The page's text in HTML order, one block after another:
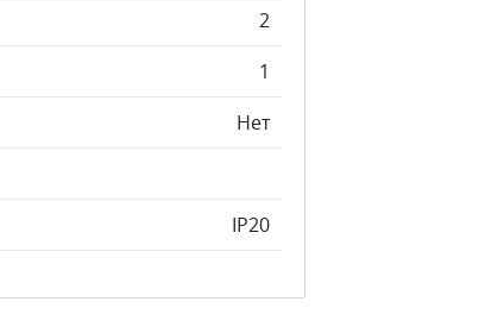
2
1
Нет
IP20